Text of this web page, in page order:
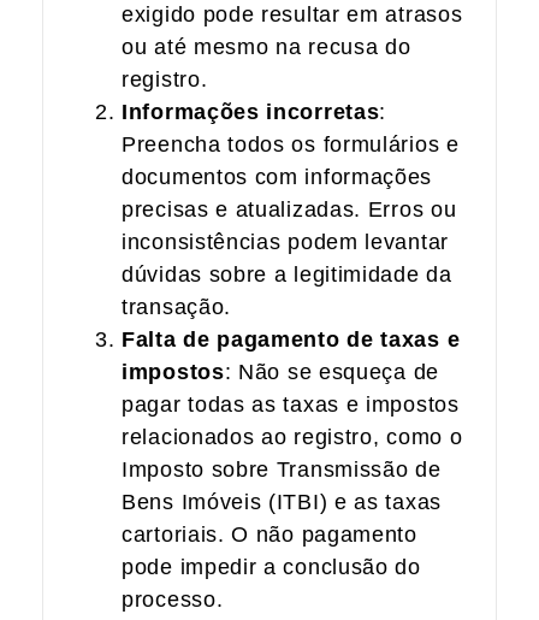
exigido pode resultar em atrasos
ou até mesmo na recusa do
registro.
Informações incorretas:
Preencha todos os formulários e
documentos com informações
precisas e atualizadas. Erros ou
inconsistências podem levantar
dúvidas sobre a legitimidade da
transação.
Falta de pagamento de taxas e
impostos: Não se esqueça de
pagar todas as taxas e impostos
relacionados ao registro, como o
Imposto sobre Transmissão de
Bens Imóveis (ITBI) e as taxas
cartoriais. O não pagamento
pode impedir a conclusão do
processo.